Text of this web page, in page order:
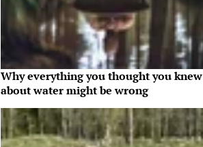
Why everything you thought you knew
about water might be wrong